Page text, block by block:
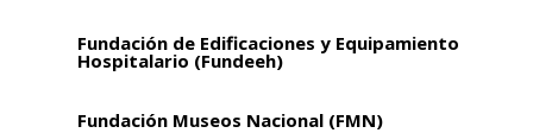
Fundación de Edificaciones y Equipamiento
Hospitalario (Fundeeh)
Fundación Museos Nacional (FMN)